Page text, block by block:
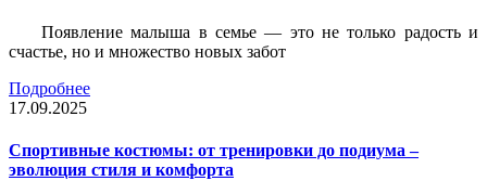
Появление малыша в семье — это не только радость и
счастье, но и множество новых забот
Подробнее
17.09.2025
Спортивные костюмы: от тренировки до подиума –
эволюция стиля и комфорта